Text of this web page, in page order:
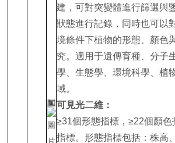
建，可對突變體進行篩選與
狀態進行記錄，同時也可以
境條件下植物的形態、顏色
究。適用于遺傳育種、分子
學、生態學、環境科學、植
域。
可見光二維：
≥31個形態指標，≥22個顏色
指標。形態指標包括：株高